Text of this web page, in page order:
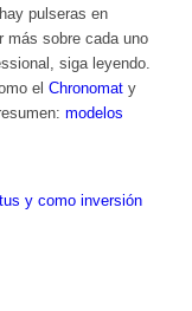
pulseras en
más sobre cada uno
siga leyendo.
el Chronomaty
modelos
y como inversión